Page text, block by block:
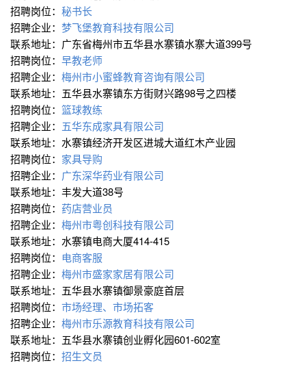
招聘岗位： 秘书长
招聘企业： 梦飞堡教育科技有限公司
联系地址：广东省梅州市五华县水寨镇水寨大道399号
招聘岗位： 早教老师
招聘企业： 梅州市小蜜蜂教育咨询有限公司
联系地址：五华县水寨镇东方街财兴路98号之四楼
招聘岗位： 篮球教练
招聘企业： 五华东成家具有限公司
联系地址：水寨镇经济开发区进城大道红木产业园
招聘岗位： 家具导购
招聘企业： 广东深华药业有限公司
联系地址：丰发大道38号
招聘岗位： 药店营业员
招聘企业： 梅州市粤创科技有限公司
联系地址：水寨镇电商大厦414-415
招聘岗位： 电商客服
招聘企业： 梅州市盛家家居有限公司
联系地址：五华县水寨镇御景豪庭首层
招聘岗位： 市场经理、市场拓客
招聘企业： 梅州市乐源教育科技有限公司
联系地址：五华县水寨镇创业孵化园601-602室
招聘岗位： 招生文员